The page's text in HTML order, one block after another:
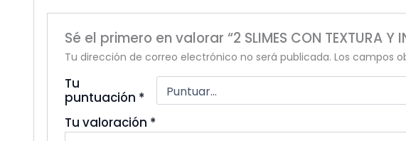
Sé el primero en valorar “2 SLIMES CON TEXTURA Y
Tu dirección de correo electrónico no será publicada. Los campos
Tu
puntuación *
Tu valoración *